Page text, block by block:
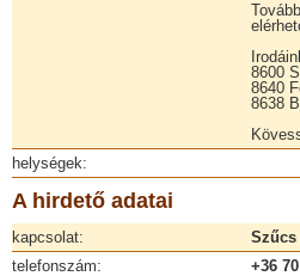
8600
8640
8638
helységek:
A hirdető adatai
kapcsolat:
Szűcs
telefonszám:
+36